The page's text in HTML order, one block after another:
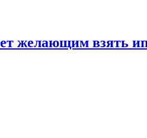
желающим взять